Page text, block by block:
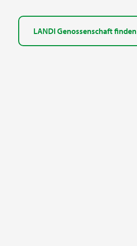
LANDI Genossenschaft finden